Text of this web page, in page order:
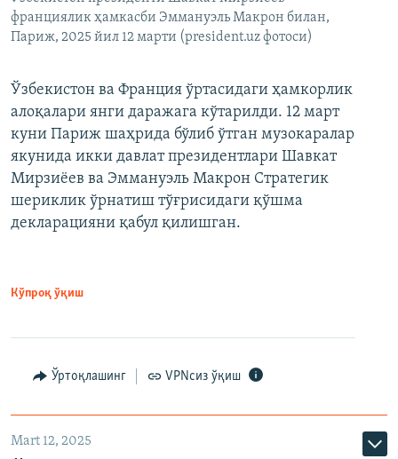
франциялик ҳамкасби Эммануэль Макрон билан,
Париж, 2025 йил 12 марти (president.uz фотоси)
Ўзбекистон ва Франция ўртасидаги ҳамкорлик
алоқалари янги даражага кўтарилди. 12 март
куни Париж шаҳрида бўлиб ўтган музокаралар
якунида икки давлат президентлари Шавкат
Мирзиёев ва Эммануэль Макрон Стратегик
шериклик ўрнатиш тўғрисидаги қўшма
декларацияни қабул қилишган.
Кўпроқ ўқиш
Ўртоқлашинг VPNсиз ўқиш
Mart 12, 2025